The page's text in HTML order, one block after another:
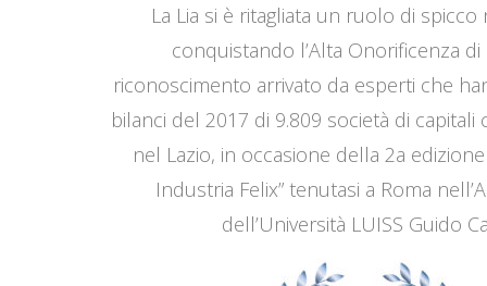
La Lia si è ritagliata un ruolo di
conquistando l’Alta Onorificenza di
riconoscimento arrivato da esperti che
bilanci del 2017 di 9.809 società di capitali
nel Lazio, in occasione della 2a
Industria Felix” tenutasi a Roma
dell’Università LUISS Guido